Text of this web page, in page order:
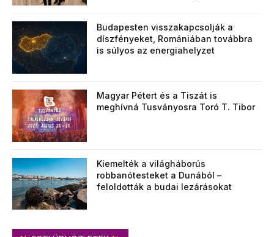
Budapesten visszakapcsolják a
díszfényeket, Romániában továbbra
is súlyos az energiahelyzet
Magyar Pétert és a Tiszát is
meghívná Tusványosra Toró T. Tibor
Kiemelték a világháborús
robbanótesteket a Dunából –
feloldották a budai lezárásokat